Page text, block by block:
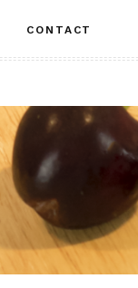
CONTACT